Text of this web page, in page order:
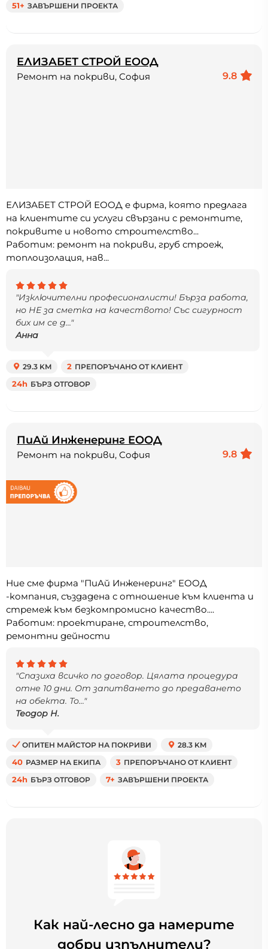
51+ ЗАВЪРШЕНИ ПРОЕКТА
ЕЛИЗАБЕТ СТРОЙ ЕООД
9.8
Ремонт на покриви, София
ЕЛИЗАБЕТ СТРОЙ ЕООД е фирма, която предлага
на клиентите си услуги свързани с ремонтите,
покривите и новото строителство...
Работим: ремонт на покриви, груб строеж,
топлоизолация, нав...
"Изключителни професионалисти! Бърза работа,
но НЕ за сметка на качеството! Със сигурност
бих им се д..."
Анна
29.3 KM 2 ПРЕПОРЪЧАНО ОТ КЛИЕНТ
24h БЪРЗ ОТГОВОР
ПиАй Инженеринг ЕООД
9.8
Ремонт на покриви, София
Ние сме фирма "ПиАй Инженеринг" ЕООД
-компания, създадена с отношение към клиента и
стремеж към безкомпромисно качество....
Работим: проектиране, строителство,
ремонтни дейности
"Спазиха всичко по договор. Цялата процедура
отне 10 дни. От запитването до предаването
на обекта. То..."
Теодор Н.
ОПИТЕН МАЙСТОР НА ПОКРИВИ
28.3 KM
40 РАЗМЕР НА ЕКИПА 3 ПРЕПОРЪЧАНО ОТ КЛИЕНТ
24h БЪРЗ ОТГОВОР 7+ ЗАВЪРШЕНИ ПРОЕКТА
Как най-лесно да намерите
добри изпълнители?